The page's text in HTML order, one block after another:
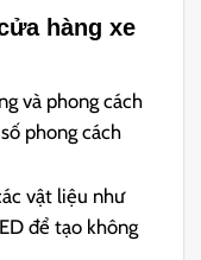
hàng xe
và phong cách
phong cách
vật liệu như
để tạo không